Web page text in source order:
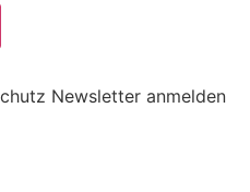
Newsletter anmelden